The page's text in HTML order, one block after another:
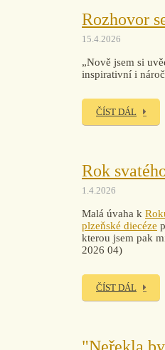
Rozhovor
15.4.2026
„Nově jsem si
inspirativní i
ČÍST DÁL
Rok
1.4.2026
Malá úvaha k
plzeňské diecéze
kterou jsem pak
2026 04)
ČÍST DÁL